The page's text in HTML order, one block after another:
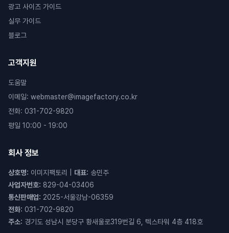
광고 사이즈 가이드
실무 가이드
블로그
고객지원
도움말
이메일: webmaster@imagefactory.co.kr
전화: 031-702-9820
평일 10:00 - 19:00
회사 정보
상호명: 이미지팩토리 대표: 송민주
사업자번호: 829-04-03406
통신판매업: 2025-서울강남-06359
전화: 031-702-9820
주소: 경기도 성남시 분당구 황새울로319번길 6, 텍스타워 4층 418호